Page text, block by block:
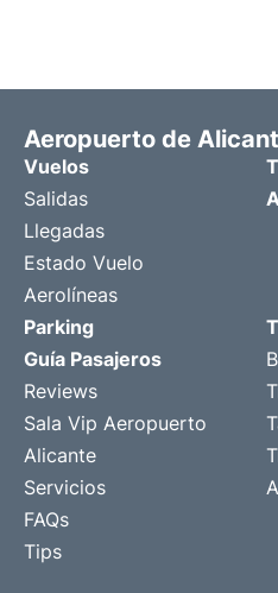
Aeropuerto de
Vuelos
Salidas
Llegadas
Estado Vuelo
Aerolíneas
Parking
Guía Pasajeros
Reviews
Sala Vip Aeropuerto
Alicante
Servicios
FAQs
Tips